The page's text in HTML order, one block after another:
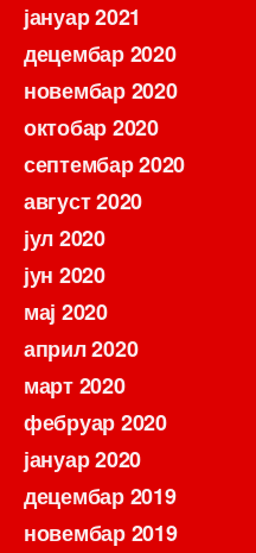
јануар 2021
децембар 2020
новембар 2020
октобар 2020
септембар 2020
август 2020
јул 2020
јун 2020
мај 2020
април 2020
март 2020
фебруар 2020
јануар 2020
децембар 2019
новембар 2019